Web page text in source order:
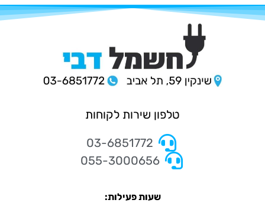
טלפון שירות לקוחות
03-6851772
055-3000656
שעות פעילות: